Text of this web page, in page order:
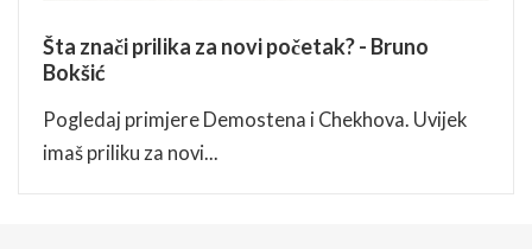
Šta znači prilika za novi početak? - Bruno
Bokšić
Pogledaj primjere Demostena i Chekhova. Uvijek
imaš priliku za novi...